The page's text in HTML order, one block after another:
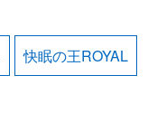
快眠の王ROYAL